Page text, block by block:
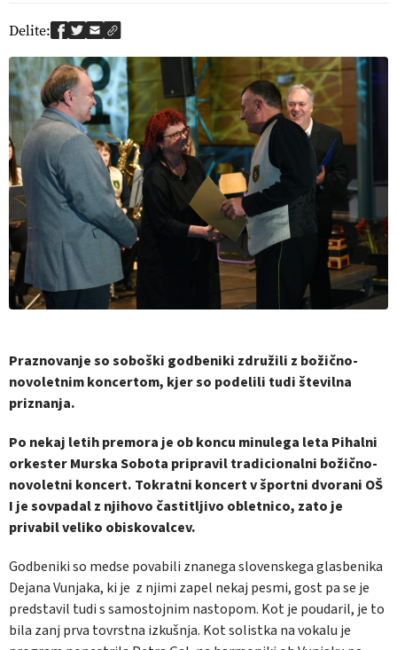
Delite:
Praznovanje so soboški godbeniki združili z božično-
novoletnim koncertom, kjer so podelili tudi številna
priznanja.
Po nekaj letih premora je ob koncu minulega leta Pihalni
orkester Murska Sobota pripravil tradicionalni božično-
novoletni koncert. Tokratni koncert v športni dvorani OŠ
I je sovpadal z njihovo častitljivo obletnico, zato je
privabil veliko obiskovalcev.
Godbeniki so medse povabili znanega slovenskega glasbenika
Dejana Vunjaka, ki je z njimi zapel nekaj pesmi, gost pa se je
predstavil tudi s samostojnim nastopom. Kot je poudaril, je to
bila zanj prva tovrstna izkušnja. Kot solistka na vokalu je